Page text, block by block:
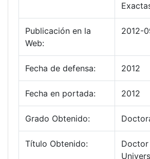
Publicación en la
Web:
2012-
Fecha de defensa: 2012
Fecha en portada: 2012
Grado Obtenido:
Título Obtenido:
Doctor